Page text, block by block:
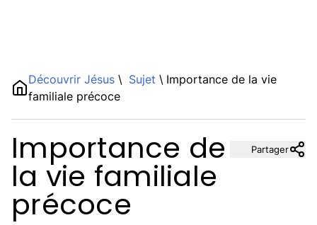
Découvrir Jésus \ Sujet \ Importance de la vie
familiale précoce
Importance de
la vie familiale
précoce
Partager
Name